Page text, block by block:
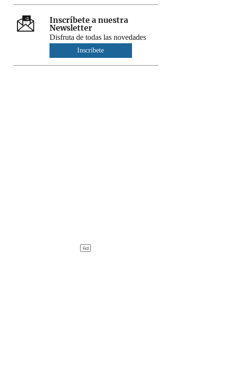
Inscríbete a nuestra
Newsletter
Disfruta de todas las novedades
Inscríbete